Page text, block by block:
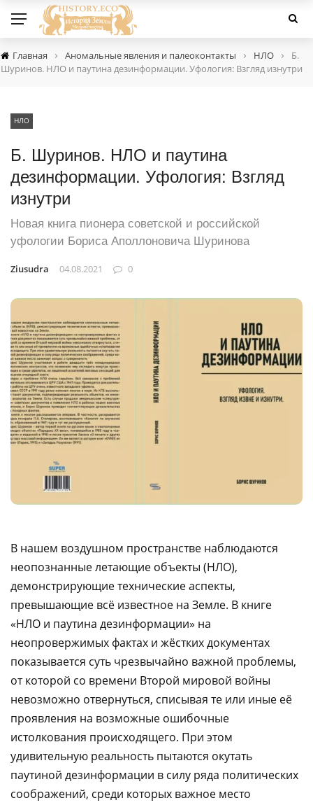
Главная › Аномальные явления и палеоконтакты › НЛО ›
Б.
Шуринов. НЛО и паутина дезинформации. Уфология: Взгляд изнутри
НЛО
Б. Шуринов. НЛО и паутина
дезинформации. Уфология: Взгляд
изнутри
Новая книга пионера советской и российской
уфологии Бориса Аполлоновича Шуринова
Ziusudra 04.08.2021 0
В нашем воздушном пространстве наблюдаются
неопознанные летающие объекты (НЛО),
демонстрирующие технические аспекты,
превышающие всё известное на Земле. В книге
«НЛО и паутина дезинформации» на
неопровержимых фактах и жёстких документах
показывается суть чрезвычайно важной проблемы,
от которой со времени Второй мировой войны
невозможно отвернуться, списывая те или иные её
проявления на возможные ошибочные
истолкования происходящего. При этом
удивительную реальность пытаются окутать
паутиной дезинформации в силу ряда политических
соображений, среди которых важное место